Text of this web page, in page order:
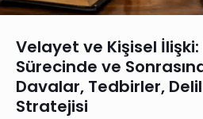
Velayet ve Kişisel
Sürecinde ve
Davalar, Tedbirler,
Stratejisi